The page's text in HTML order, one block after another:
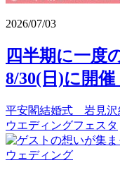
2026/07/03
四半期に一度
8/30(日)に開催
平安閣結婚式 岩見
ウエディングフェスタ